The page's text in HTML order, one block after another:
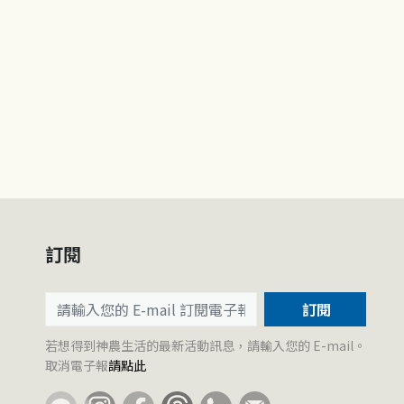
訂閱
訂閱
若想得到神農生活的最新活動訊息，請輸入您的 E-mail。
取消電子報請點此